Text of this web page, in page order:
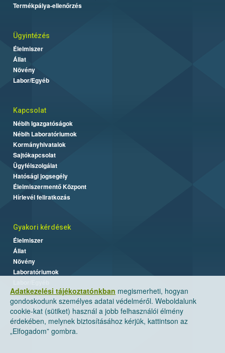
Adatkezelési tájékoztatónkban megismerheti, hogyan
gondoskodunk személyes adatai védelméről. Weboldalunk
cookie-kat (sütiket) használ a jobb felhasználói élmény
érdekében, melynek biztosításához kérjük, kattintson az
„Elfogadom” gombra.
Termékpálya-ellenőrzés
Ügyintézés
Élelmiszer
Állat
Növény
Labor/Egyéb
Kapcsolat
Nébih Igazgatóságok
Nébih Laboratóriumok
Kormányhivatalok
Sajtókapcsolat
Ügyfélszolgálat
Hatósági jogsegély
Élelmiszermentő Központ
Hírlevél feliratkozás
Gyakori kérdések
Élelmiszer
Állat
Növény
Laboratóriumok